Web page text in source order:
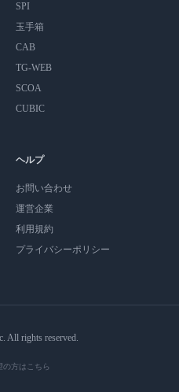
SPI
玉手箱
CAB
TG-WEB
SCOA
CUBIC
ヘルプ
お問い合わせ
運営企業
利用規約
プライバシーポリシー
All rights reserved.
の方はこちら